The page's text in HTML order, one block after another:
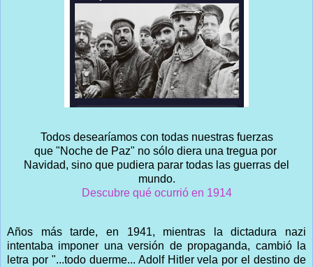
Todos desearíamos con todas nuestras fuerzas
que "Noche de Paz" no sólo diera una tregua por
Navidad, sino que pudiera parar todas las guerras del
mundo.
Descubre qué ocurrió en 1914
Años más tarde, en 1941, mientras la dictadura nazi
intentaba imponer una versión de propaganda, cambió la
letra por "...todo duerme... Adolf Hitler vela por el destino de